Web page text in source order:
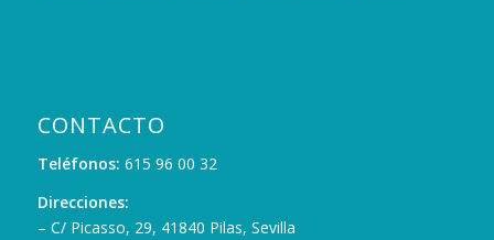
CONTACTO
Teléfonos: 615 96 00 32
Direcciones:
– C/ Picasso, 29, 41840 Pilas, Sevilla